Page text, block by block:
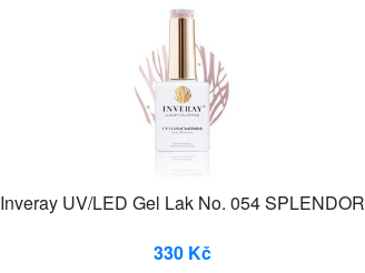
Inveray UV/LED Gel Lak No. 054 SPLENDOR
330 Kč